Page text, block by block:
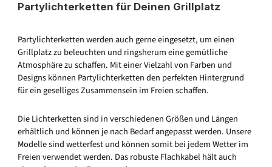
Partylichterketten für Deinen Grillplatz
Partylichterketten werden auch gerne eingesetzt, um einen
Grillplatz zu beleuchten und ringsherum eine gemütliche
Atmosphäre zu schaffen. Mit einer Vielzahl von Farben und
Designs können Partylichterketten den perfekten Hintergrund
für ein geselliges Zusammensein im Freien schaffen.
Die Lichterketten sind in verschiedenen Größen und Längen
erhältlich und können je nach Bedarf angepasst werden. Unsere
Modelle sind wetterfest und können somit bei jedem Wetter im
Freien verwendet werden. Das robuste Flachkabel hält auch